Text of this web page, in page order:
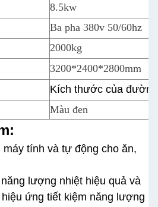
8.5kw
Ba pha 380v 50/60hz
2000kg
3200*2400*2800mm
Kích thước của
Màu đen
máy tính và tự động cho ăn,
lượng nhiệt hiệu quả và
ứng tiết kiệm năng lượng